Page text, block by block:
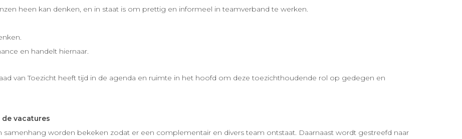
heen kan denken, en in staat is om prettig en informeel in teamverband te werken.
en handelt hiernaar.
van Toezicht heeft tijd in de agenda en ruimte in het hoofd om deze toezichthoudende rol op gedegen en
vacatures
worden bekeken zodat er een complementair en divers team ontstaat. Daarnaast wordt gestreefd naar